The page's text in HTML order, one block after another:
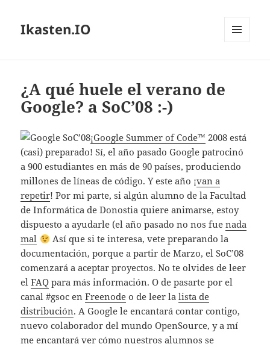
Ikasten.IO
¿A qué huele el verano de
Google? a SoC’08 :-)
¡Google Summer of Code™ 2008 está
(casi) preparado! Sí, el año pasado Google patrocinó
a 900 estudiantes en más de 90 países, produciendo
millones de líneas de código. Y este año ¡van a
repetir! Por mi parte, si algún alumno de la Facultad
de Informática de Donostia quiere animarse, estoy
dispuesto a ayudarle (el año pasado no nos fuenada
mal
Así que si te interesa, vete preparando la
documentación, porque a partir de Marzo, el SoC’08
comenzará a aceptar proyectos. No te olvides de leer
elFAQ para más información. O de pasarte por el
canal #gsoc enFreenode o de leer lalista de
distribución. A Google le encantará contar contigo,
nuevo colaborador del mundo OpenSource, y a mí
me encantará ver cómo nuestros alumnos se